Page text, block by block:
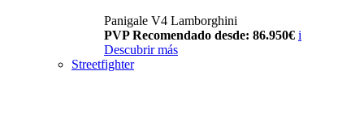
Panigale V4 Lamborghini
PVP Recomendado desde: 86.950€ i
Descubrir más
Streetfighter